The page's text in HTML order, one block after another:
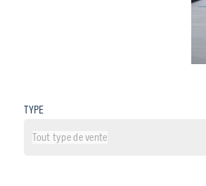
TYPE
Tout type de vente